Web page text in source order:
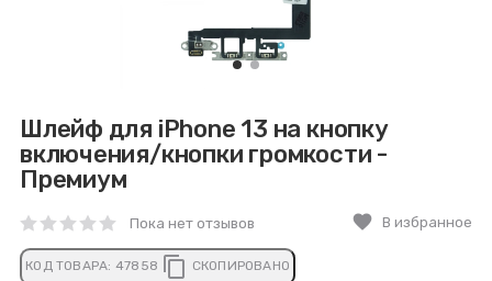
Шлейф для iPhone 13 на кнопку
включения/кнопки громкости -
Премиум
Пока нет отзывов favorite В избранное
КОД ТОВАРА: 47858 content_copy СКОПИРОВАНО